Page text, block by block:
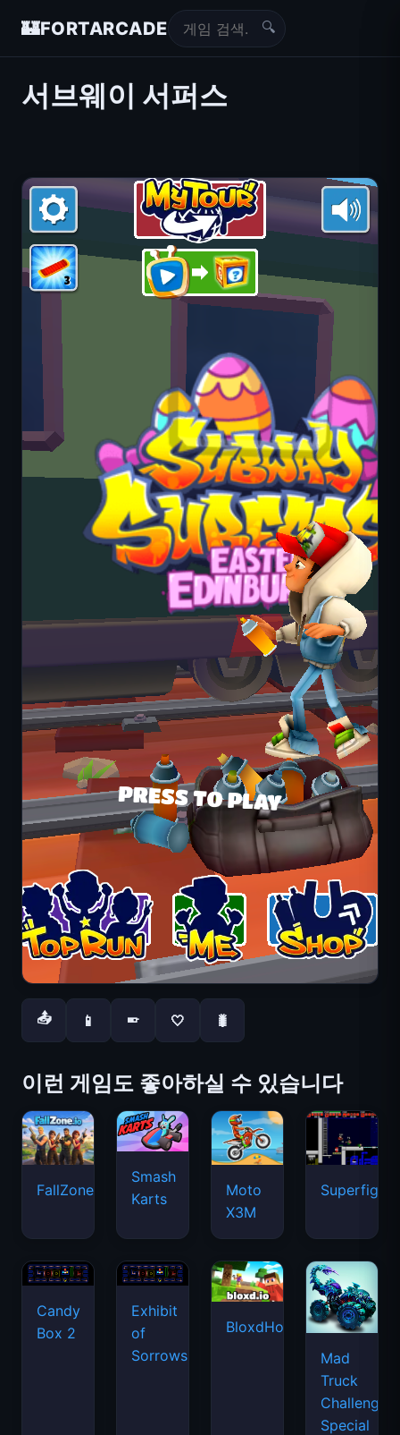
🏰FORTARCADE 🔍
서브웨이 서퍼스
📤 📱 📱 🤍 🐛
이런 게임도 좋아하실 수 있습니다
FallZone.io
Smash
Karts
Moto
X3M
Candy
Box 2
Exhibit
of
Sorrows
BloxdHop.io
Mad
Truck
Challenge
Special